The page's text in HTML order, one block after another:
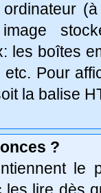
les boîtes
Pour
la balise
?
le